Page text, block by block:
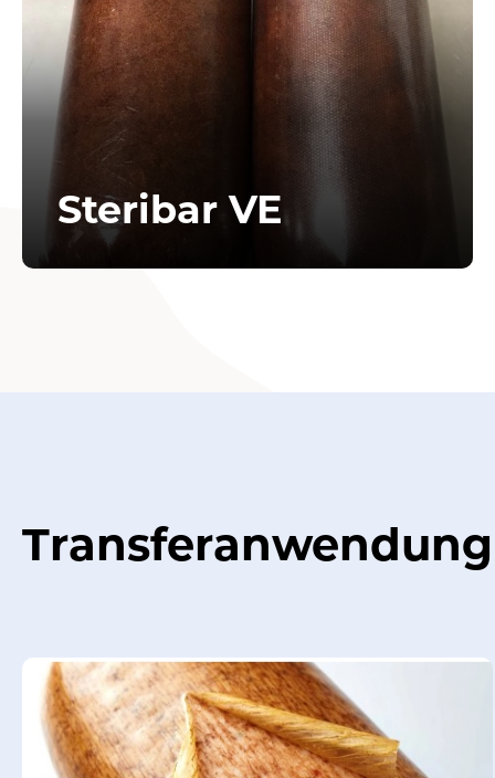
Steribar VE
Transferanwendung